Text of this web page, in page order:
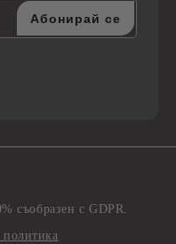
съобразен с GDPR.
политика